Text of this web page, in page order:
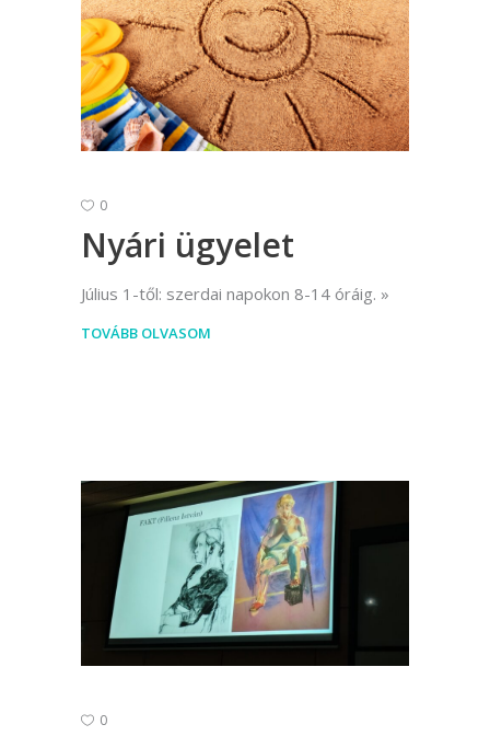
0
Nyári ügyelet
Július 1-től: szerdai napokon 8-14 óráig.
TOVÁBB OLVASOM
0